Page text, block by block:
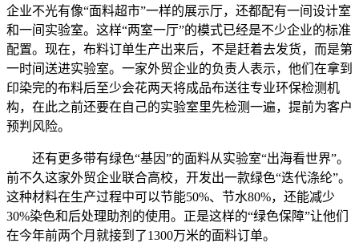
企业不光有像“面料超市”一样的展示厅，还都配有一间设计室
和一间实验室。这样“两室一厅”的模式已经是不少企业的标准
配置。现在，布料订单生产出来后，不是赶着去发货，而是第
一时间送进实验室。一家外贸企业的负责人表示，他们在拿到
印染完的布料后至少会花两天将成品布送往专业环保检测机
构，在此之前还要在自己的实验室里先检测一遍，提前为客户
预判风险。
还有更多带有绿色“基因”的面料从实验室“出海看世界”。
前不久这家外贸企业联合高校，开发出一款绿色“迭代涤纶”。
这种材料在生产过程中可以节能50%、节水80%，还能减少
30%染色和后处理助剂的使用。正是这样的“绿色保障”让他们
在今年前两个月就接到了1300万米的面料订单。